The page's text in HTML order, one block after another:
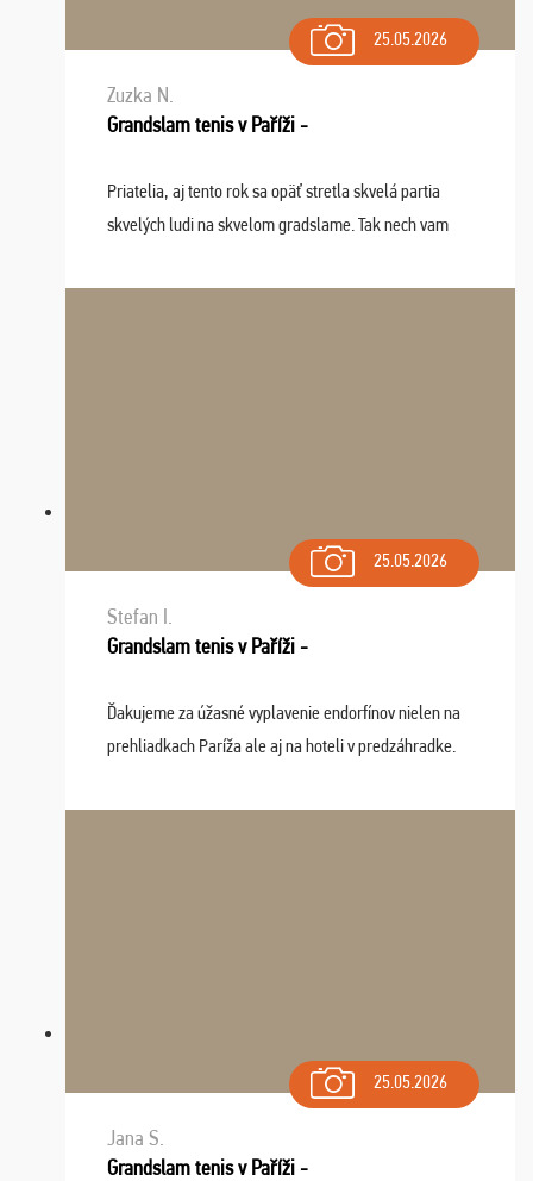
25.05.2026
Zuzka N.
Grandslam tenis v Paříži -
Priatelia, aj tento rok sa opäť stretla skvelá partia
skvelých ludi na skvelom gradslame. Tak nech vam
sa na budúci rok. Prajem vam este veľa ta ...
25.05.2026
Stefan I.
Grandslam tenis v Paříži -
Ďakujeme za úžasné vyplavenie endorfínov nielen na
prehliadkach Paríža ale aj na hoteli v predzáhradke.
spomínať a zväžujeme repete budúci rok : ...
25.05.2026
Jana S.
Grandslam tenis v Paříži -